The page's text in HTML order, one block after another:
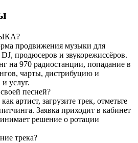
продвижения музыки для
продюсеров и звукорежиссёров.
на 970 радиостанции, попадание в
чарты, дистрибуцию и
услуг.
песней?
артист, загрузите трек, отметьте
Заявка приходит в кабинет
решение о ротации
трека?